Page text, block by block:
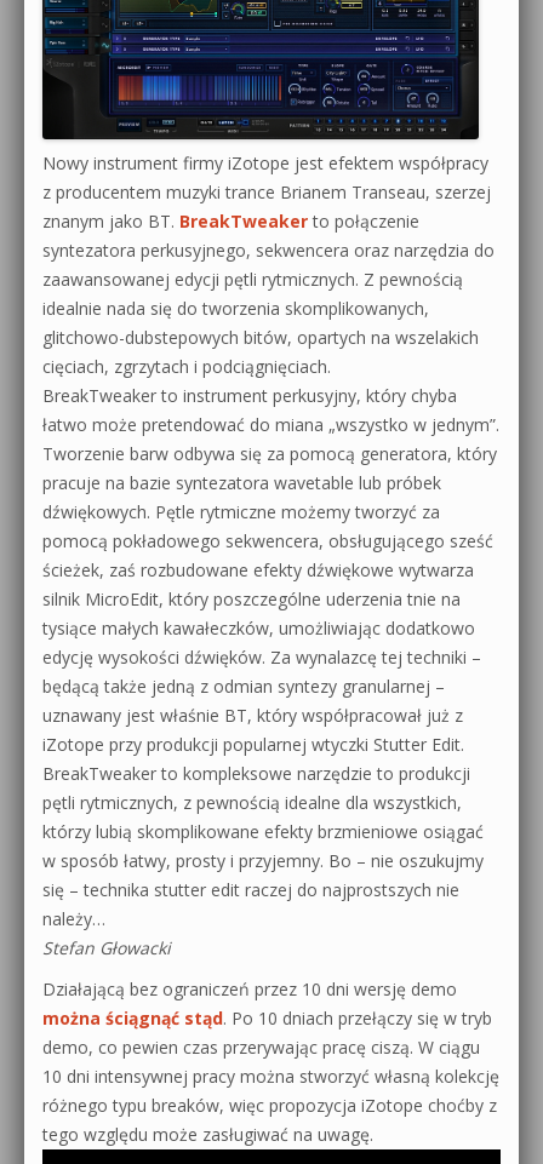
Nowy instrument firmy iZotope jest efektem współpracy
z producentem muzyki trance Brianem Transeau, szerzej
znanym jako BT. BreakTweakerto połączenie
syntezatora perkusyjnego, sekwencera oraz narzędzia do
zaawansowanej edycji pętli rytmicznych. Z pewnością
idealnie nada się do tworzenia skomplikowanych,
glitchowo-dubstepowych bitów, opartych na wszelakich
cięciach, zgrzytach i podciągnięciach.
BreakTweaker to instrument perkusyjny, który chyba
łatwo może pretendować do miana „wszystko w jednym”.
Tworzenie barw odbywa się za pomocą generatora, który
pracuje na bazie syntezatora wavetable lub próbek
dźwiękowych. Pętle rytmiczne możemy tworzyć za
pomocą pokładowego sekwencera, obsługującego sześć
ścieżek, zaś rozbudowane efekty dźwiękowe wytwarza
silnik MicroEdit, który poszczególne uderzenia tnie na
tysiące małych kawałeczków, umożliwiając dodatkowo
edycję wysokości dźwięków. Za wynalazcę tej techniki –
będącą także jedną z odmian syntezy granularnej –
uznawany jest właśnie BT, który współpracował już z
iZotope przy produkcji popularnej wtyczki Stutter Edit.
BreakTweaker to kompleksowe narzędzie to produkcji
pętli rytmicznych, z pewnością idealne dla wszystkich,
którzy lubią skomplikowane efekty brzmieniowe osiągać
w sposób łatwy, prosty i przyjemny. Bo – nie oszukujmy
się – technika stutter edit raczej do najprostszych nie
należy…
Stefan Głowacki
Działającą bez ograniczeń przez 10 dni wersję demo
można ściągnąć stąd. Po 10 dniach przełączy się w tryb
demo, co pewien czas przerywając pracę ciszą. W ciągu
10 dni intensywnej pracy można stworzyć własną kolekcję
różnego typu breaków, więc propozycja iZotope choćby z
tego względu może zasługiwać na uwagę.